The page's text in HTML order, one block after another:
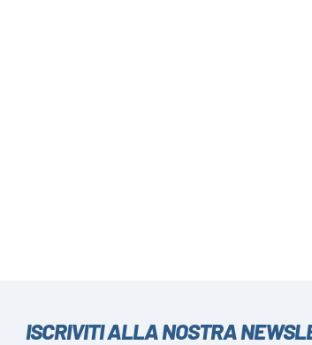
ISCRIVITI ALLA NOSTRA